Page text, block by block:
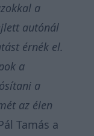
a
autónál
érnék el.
a
a
az élen
Tamás a